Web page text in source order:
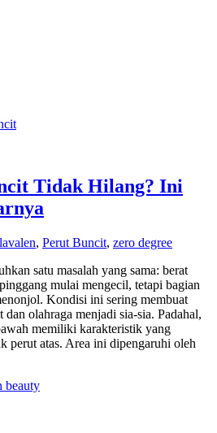
Tidak Hilang? Ini
lavalen, Perut Buncit, zero degree
satu masalah yang sama: berat
mulai mengecil, tetapi bagian
Kondisi ini sering membuat
dan olahraga menjadi sia-sia. Padahal,
memiliki karakteristik yang
perut atas. Area ini dipengaruhi oleh